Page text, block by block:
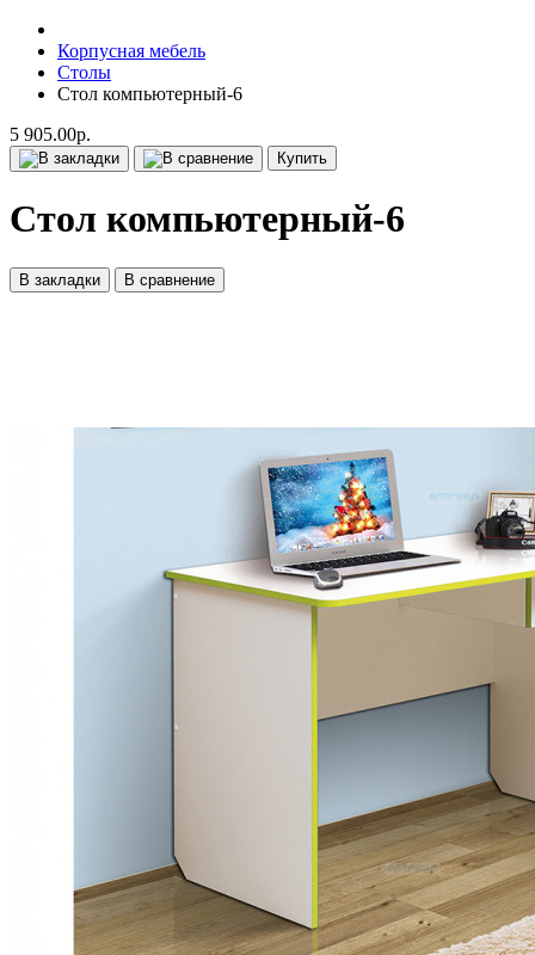
Корпусная мебель
Столы
Стол компьютерный-6
5 905.00р.
Купить
Стол компьютерный-6
В закладки В сравнение